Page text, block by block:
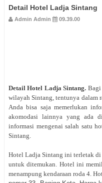
Detail Hotel Ladja Sintang
Admin Admin 09.39.00
Detail Hotel Ladja Sintang. Bagi
wilayah Sintang, tentunya dalam
Anda bisa saja memerlukan
akomodasi lainnya yang ada
informasi mengenai salah satu
Sintang.
Hotel Ladja Sintang ini terletak
untuk ditemukan. Hotel ini
menampung kendaraan roda 4.